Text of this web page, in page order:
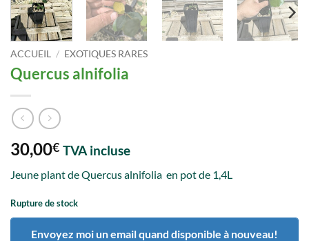
ACCUEIL / EXOTIQUES RARES
Quercus alnifolia
30,00€ TVA incluse
Jeune plant de Quercus alnifolia en pot de 1,4L
Rupture de stock
Envoyez moi un email quand disponible à nouveau!